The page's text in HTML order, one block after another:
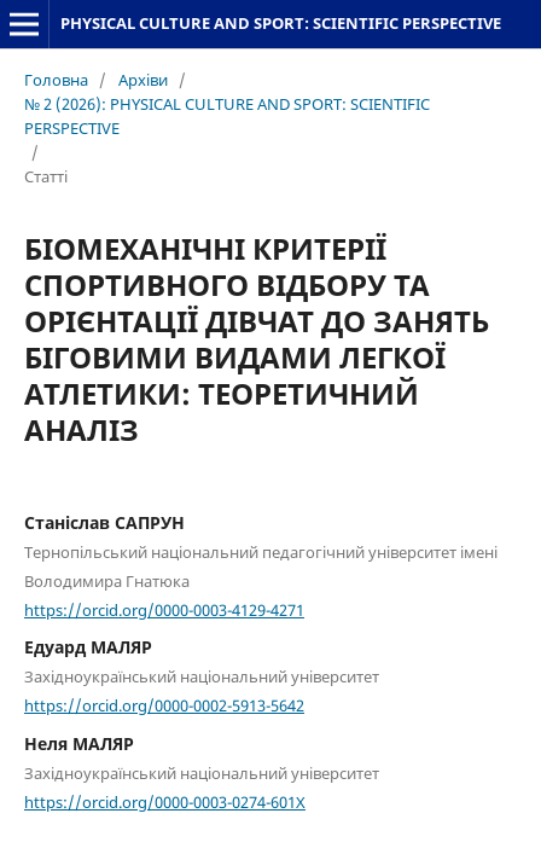
PHYSICAL CULTURE AND SPORT: SCIENTIFIC PERSPECTIVE
Головна / Архіви /
№ 2 (2026): PHYSICAL CULTURE AND SPORT: SCIENTIFIC
PERSPECTIVE
/
Статті
БІОМЕХАНІЧНІ КРИТЕРІЇ
СПОРТИВНОГО ВІДБОРУ ТА
ОРІЄНТАЦІЇ ДІВЧАТ ДО ЗАНЯТЬ
БІГОВИМИ ВИДАМИ ЛЕГКОЇ
АТЛЕТИКИ: ТЕОРЕТИЧНИЙ
АНАЛІЗ
Станіслав САПРУН
Тернопільський національний педагогічний університет імені
Володимира Гнатюка
https://orcid.org/0000-0003-4129-4271
Едуард МАЛЯР
Західноукраїнський національний університет
https://orcid.org/0000-0002-5913-5642
Неля МАЛЯР
Західноукраїнський національний університет
https://orcid.org/0000-0003-0274-601X